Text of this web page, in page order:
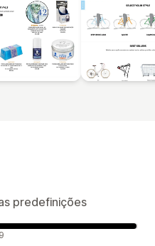
predefinições